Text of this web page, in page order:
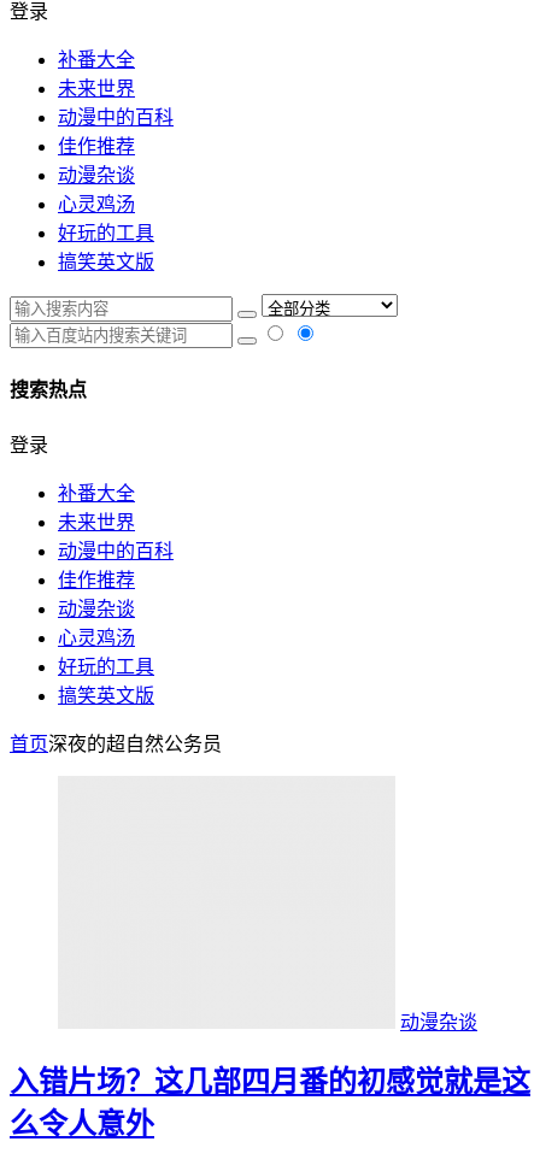
登录
补番大全
未来世界
动漫中的百科
佳作推荐
动漫杂谈
心灵鸡汤
好玩的工具
搞笑英文版
搜索热点
登录
补番大全
未来世界
动漫中的百科
佳作推荐
动漫杂谈
心灵鸡汤
好玩的工具
搞笑英文版
首页深夜的超自然公务员
动漫杂谈
入错片场？这几部四月番的初感觉就是这
么令人意外